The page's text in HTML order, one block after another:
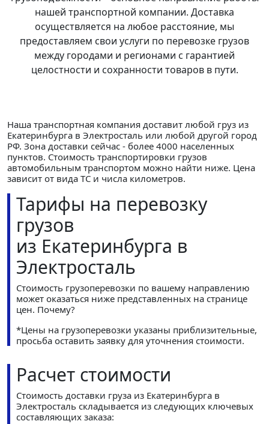
нашей транспортной компании. Доставка
осуществляется на любое расстояние, мы
предоставляем свои услуги по перевозке грузов
между городами и регионами с гарантией
целостности и сохранности товаров в пути.
Наша транспортная компания доставит любой груз из
Екатеринбурга в Электросталь или любой другой город
РФ. Зона доставки сейчас - более 4000 населенных
пунктов. Стоимость транспортировки грузов
автомобильным транспортом можно найти ниже. Цена
зависит от вида ТС и числа километров.
Тарифы на перевозку
грузов
из Екатеринбурга в
Электросталь
Стоимость грузоперевозки по вашему направлению
может оказаться ниже представленных на странице
цен. Почему?
*Цены на грузоперевозки указаны приблизительные,
просьба оставить заявку для уточнения стоимости.
Расчет стоимости
Стоимость доставки груза из Екатеринбурга в
Электросталь складывается из следующих ключевых
составляющих заказа: